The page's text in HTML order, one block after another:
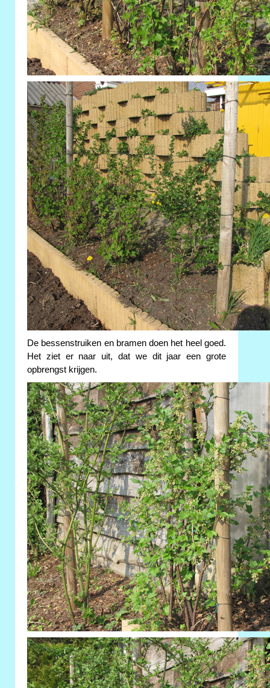
De bessenstruiken en bramen doen het heel goed.
Het ziet er naar uit, dat we dit jaar een grote
opbrengst krijgen.